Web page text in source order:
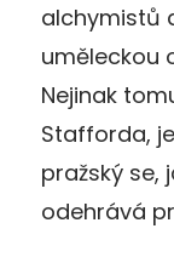
alchymistů
uměleckou
Nejinak
Stafforda,
pražský se,
odehrává